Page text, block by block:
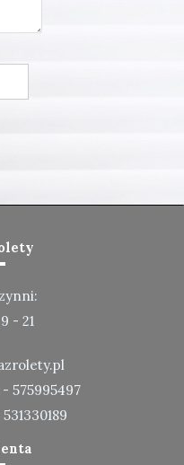
- 21
- 575995497
531330189